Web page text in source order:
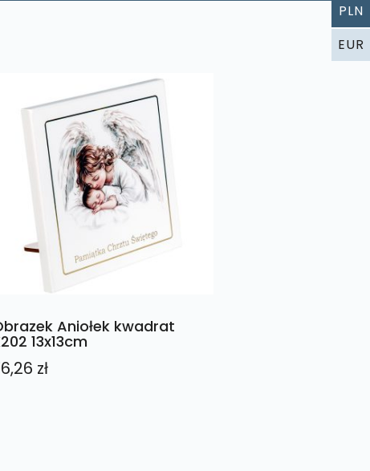
Aniołek kwadrat
13x13cm
zł
PLN
EUR